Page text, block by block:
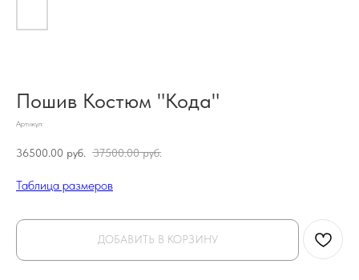
Пошив Костюм "Кода"
Артикул:
36500.00 руб. 37500.00 руб.
Таблица размеров
ДОБАВИТЬ В КОРЗИНУ